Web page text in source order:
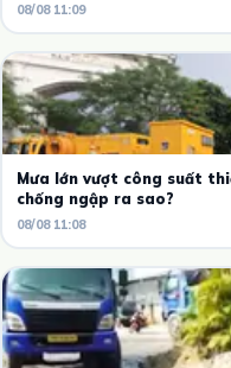
08/08 11:09
Mưa lớn vượt công suất
chống ngập ra sao?
08/08 11:08